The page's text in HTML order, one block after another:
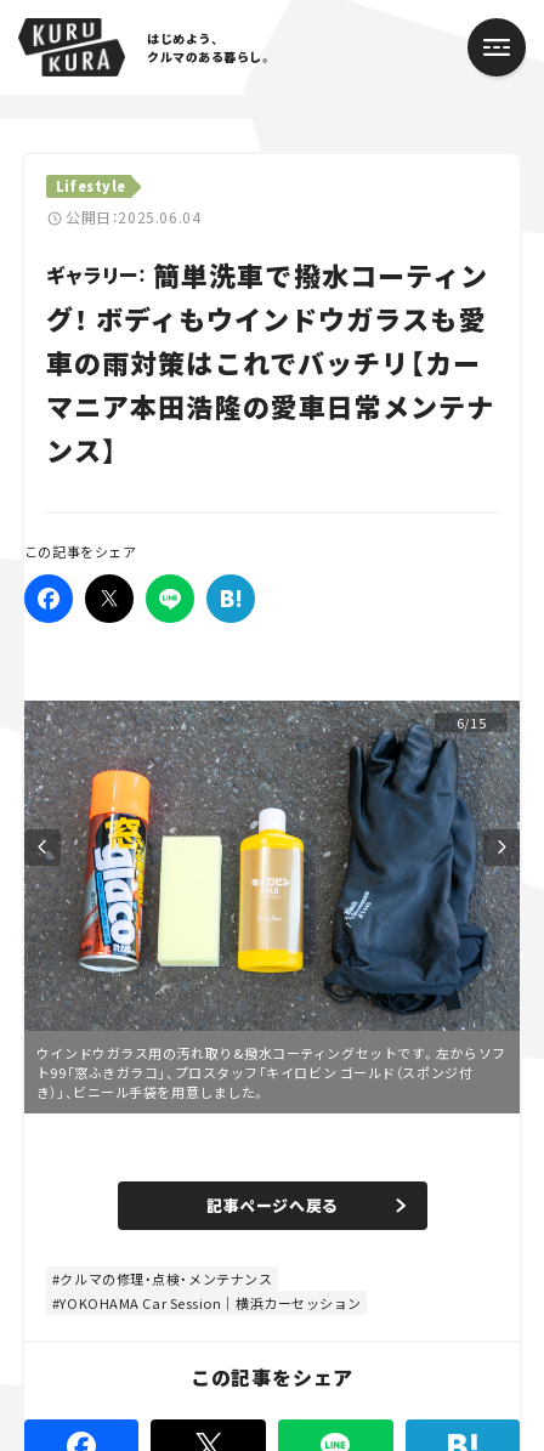
はじめよう、
クルマのある暮らし。
Lifestyle
公開日：2025.06.04
ギャラリー： 簡単洗車で撥水コーティン
グ！ ボディもウインドウガラスも愛
車の雨対策はこれでバッチリ【カー
マニア本田浩隆の愛車日常メンテナ
ンス】
この記事をシェア
6/15
ウインドウガラス用の汚れ取り&撥水コーティングセットです。左からソフ
ト99「窓ふきガラコ」、プロスタッフ「キイロビン ゴールド（スポンジ付
き）」、ビニール手袋を用意しました。
n
e
d
4
記事ページへ戻る
クルマの修理・点検・メンテナンス
YOKOHAMA Car Session｜横浜カーセッション
この記事をシェア
Cars
Lifestyle
Traffic
Special
Series
スズキ ジムニー｜Suzuki Jimny
マツダ｜Mazda
マツダ ロードスター｜Mazda Roadster